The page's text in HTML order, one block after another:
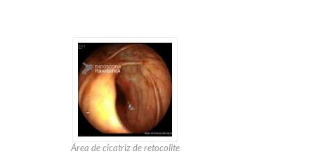
Área de cicatriz de retocolite